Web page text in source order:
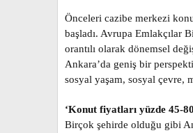
Önceleri cazibe merkezi
başladı. Avrupa Emlakçılar
orantılı olarak dönemsel
Ankara’da geniş bir
sosyal yaşam, sosyal çevre,
‘Konut fiyatları yüzde 45-
Birçok şehirde olduğu gibi